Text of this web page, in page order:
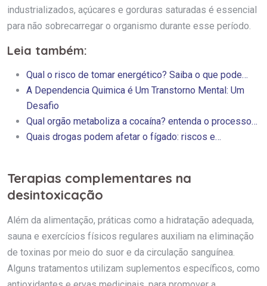
industrializados, açúcares e gorduras saturadas é essencial
para não sobrecarregar o organismo durante esse período.
Leia também:
Qual o risco de tomar energético? Saiba o que pode…
A Dependencia Quimica é Um Transtorno Mental: Um
Desafio
Qual orgão metaboliza a cocaína? entenda o processo…
Quais drogas podem afetar o fígado: riscos e…
Terapias complementares na
desintoxicação
Além da alimentação, práticas como a hidratação adequada,
sauna e exercícios físicos regulares auxiliam na eliminação
de toxinas por meio do suor e da circulação sanguínea.
Alguns tratamentos utilizam suplementos específicos, como